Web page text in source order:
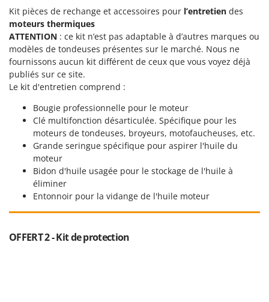
NuAir
NuovaFac
O
Officine Savioli
Oliviero
OMA
Omas
Ompagrill
Ooni
Oriental Koshin
Outdoorchef
P
Palazzetti
Kit pièces de rechange et accessoires pour l’entretien des
moteurs thermiques
ATTENTION : ce kit n’est pas adaptable à d’autres marques ou
modèles de tondeuses présentes sur le marché. Nous ne
fournissons aucun kit différent de ceux que vous voyez déjà
publiés sur ce site.
Le kit d'entretien comprend :
Bougie professionnelle pour le moteur
Clé multifonction désarticulée. Spécifique pour les
moteurs de tondeuses, broyeurs, motofaucheuses, etc.
Grande seringue spécifique pour aspirer l'huile du
moteur
Bidon d'huile usagée pour le stockage de l'huile à
éliminer
Entonnoir pour la vidange de l'huile moteur
OFFERT 2 - Kit de protection